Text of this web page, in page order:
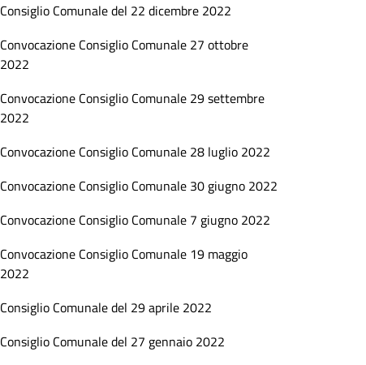
Consiglio Comunale del 22 dicembre 2022
Convocazione Consiglio Comunale 27 ottobre
2022
Convocazione Consiglio Comunale 29 settembre
2022
Convocazione Consiglio Comunale 28 luglio 2022
Convocazione Consiglio Comunale 30 giugno 2022
Convocazione Consiglio Comunale 7 giugno 2022
Convocazione Consiglio Comunale 19 maggio
2022
Consiglio Comunale del 29 aprile 2022
Consiglio Comunale del 27 gennaio 2022